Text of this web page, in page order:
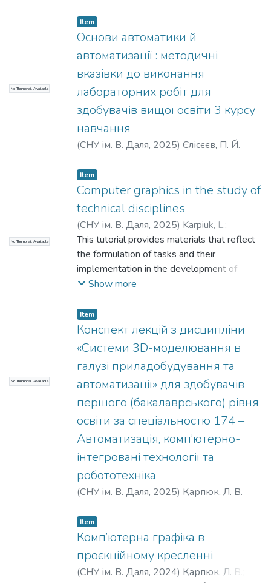
No Thumbnail Available
Item
Основи автоматики й
автоматизації : методичні
вказівки до виконання
лабораторних робіт для
здобувачів вищої освіти 3 курсу
навчання
(СНУ ім. В. Даля, 2025) Єлісєєв, П. Й.
No Thumbnail Available
Item
Computer graphics in the study of
technical disciplines
(СНУ ім. В. Даля, 2025) Karpiuk, L.;
Davidenko, N.;Yelisieiev, P.;Карпюк, Л. В.;
Давіденко, Н. ;Єлісєєв, П.
This tutorial provides materials that reflect
the formulation of tasks and their
implementation in the development of
assembly drawings of detachable and
graphics. Regulatory and guiding materials
are provided that reflect the basic rules
used in the performance of tasks. The
titoriall is intended to be used in the
educational process when students study
disciplines related to the implementation of
graphic tasks. The material of this tutorial
can also be useful for a wide range of users:
university students of all forms of education,
engineers and anyone who uses computer
graphics in engineering practice.
Show more
No Thumbnail Available
Item
Конспект лекцій з дисципліни
«Системи 3D-моделювання в
галузі приладобудування та
автоматизації» для здобувачів
першого (бакалаврського) рівня
освіти за спеціальностю 174 –
Автоматизація, комп’ютерно-
інтегровані технології та
робототехніка
(СНУ ім. В. Даля, 2025) Карпюк, Л. В.
Item
Комп’ютерна графіка в
проєкційному кресленні
(СНУ ім. В. Даля, 2024) Карпюк, Л. В.